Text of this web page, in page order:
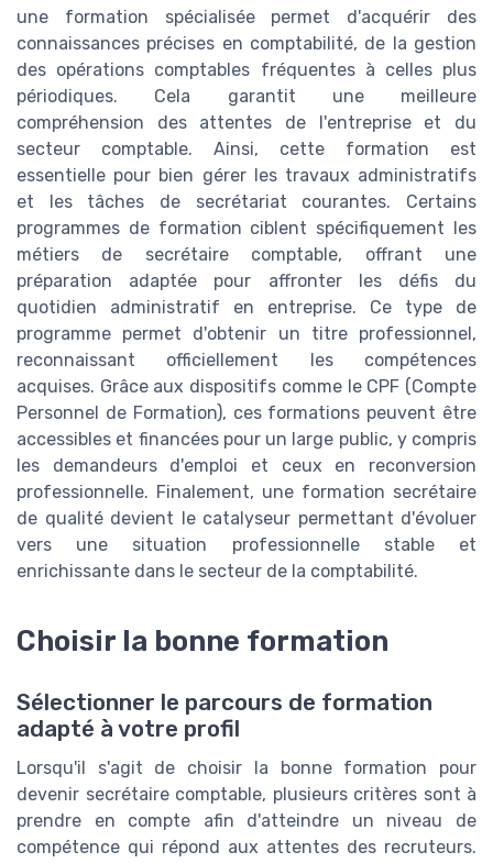
une formation spécialisée permet d'acquérir des
connaissances précises en comptabilité, de la gestion
des opérations comptables fréquentes à celles plus
périodiques. Cela garantit une meilleure
compréhension des attentes de l'entreprise et du
secteur comptable. Ainsi, cette formation est
essentielle pour bien gérer les travaux administratifs
et les tâches de secrétariat courantes. Certains
programmes de formation ciblent spécifiquement les
métiers de secrétaire comptable, offrant une
préparation adaptée pour affronter les défis du
quotidien administratif en entreprise. Ce type de
programme permet d'obtenir un titre professionnel,
reconnaissant officiellement les compétences
acquises. Grâce aux dispositifs comme le CPF (Compte
Personnel de Formation), ces formations peuvent être
accessibles et financées pour un large public, y compris
les demandeurs d'emploi et ceux en reconversion
professionnelle. Finalement, une formation secrétaire
de qualité devient le catalyseur permettant d'évoluer
vers une situation professionnelle stable et
enrichissante dans le secteur de la comptabilité.
Choisir la bonne formation
Sélectionner le parcours de formation
adapté à votre profil
Lorsqu'il s'agit de choisir la bonne formation pour
devenir secrétaire comptable, plusieurs critères sont à
prendre en compte afin d'atteindre un niveau de
compétence qui répond aux attentes des recruteurs.